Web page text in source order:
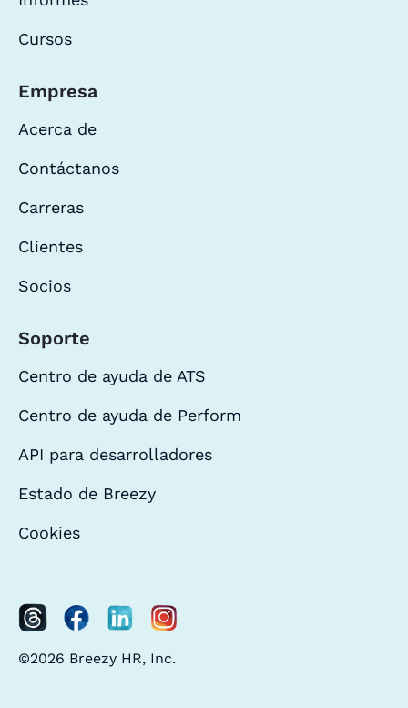
Cursos
Empresa
Acerca de
Contáctanos
Carreras
Clientes
Socios
Soporte
Centro de ayuda de ATS
Centro de ayuda de Perform
API para desarrolladores
Estado de Breezy
Cookies
©2026 Breezy HR, Inc.